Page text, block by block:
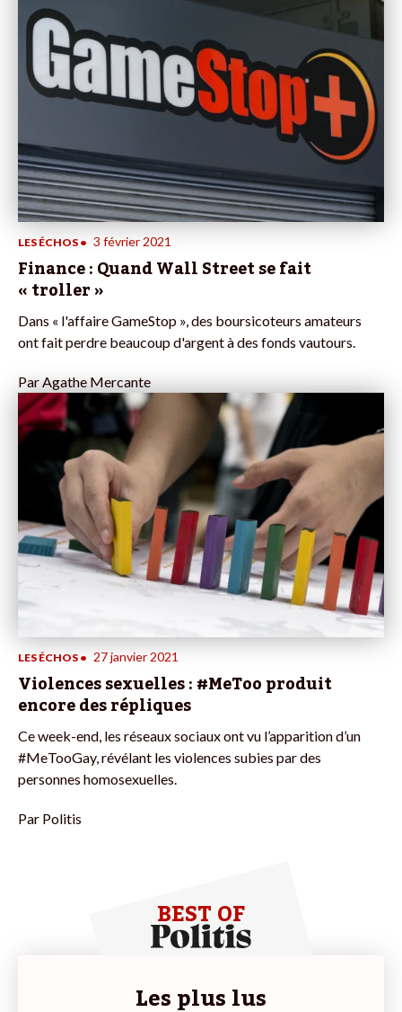
LES ÉCHOS • 3 février 2021
Finance : Quand Wall Street se fait
« troller »
Dans « l'affaire GameStop », des boursicoteurs amateurs
ont fait perdre beaucoup d'argent à des fonds vautours.
ParAgathe Mercante
LES ÉCHOS • 27 janvier 2021
Violences sexuelles : #MeToo produit
encore des répliques
Ce week-end, les réseaux sociaux ont vu l’apparition d’un
#MeTooGay, révélant les violences subies par des
personnes homosexuelles.
Par Politis
BEST OF
Les plus lus